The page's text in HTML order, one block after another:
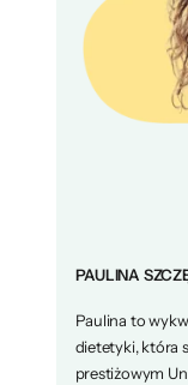
PAULINA
Paulina to
dietetyki, która
prestiżowym